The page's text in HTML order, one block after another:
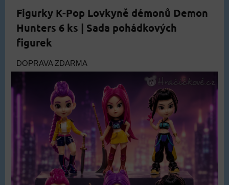
Figurky K-Pop Lovkyně démonů Demon
Hunters 6 ks | Sada pohádkových
figurek
DOPRAVA ZDARMA